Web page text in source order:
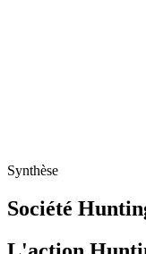
Synthèse
Société